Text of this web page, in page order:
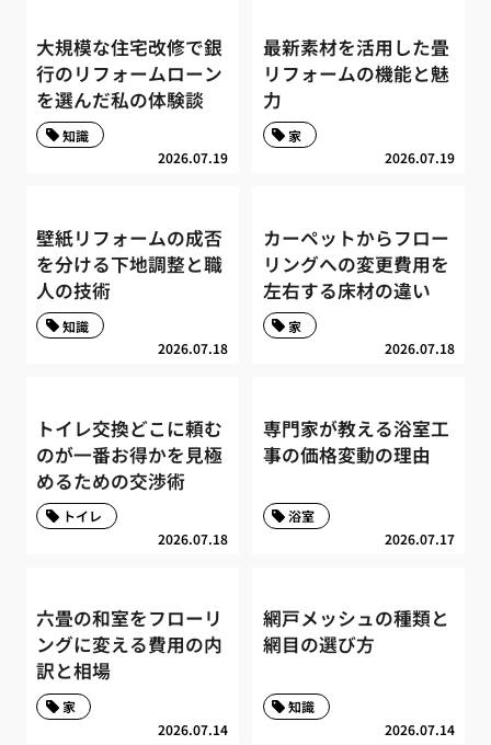
大規模な住宅改修で銀
行のリフォームローン
を選んだ私の体験談
2026.07.19
知識
最新素材を活用した畳
リフォームの機能と魅
力
2026.07.19
家
壁紙リフォームの成否
を分ける下地調整と職
人の技術
2026.07.18
知識
カーペットからフロー
リングへの変更費用を
左右する床材の違い
2026.07.18
家
トイレ交換どこに頼む
のが一番お得かを見極
めるための交渉術
2026.07.18
トイレ
専門家が教える浴室工
事の価格変動の理由
2026.07.17
浴室
六畳の和室をフローリ
ングに変える費用の内
訳と相場
2026.07.14
家
網戸メッシュの種類と
網目の選び方
2026.07.14
知識